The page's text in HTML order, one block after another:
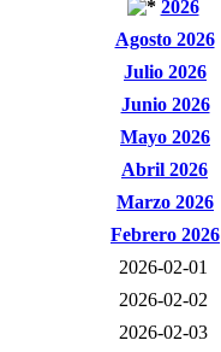
2026
Agosto 2026
Julio 2026
Junio 2026
Mayo 2026
Abril 2026
Marzo 2026
Febrero 2026
2026-02-01
2026-02-02
2026-02-03